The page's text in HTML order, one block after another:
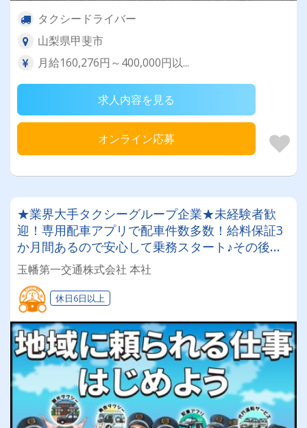
タクシードライバー
山梨県甲斐市
月給160,276円～400,000円以...
求人内容を見る
オンライン応募
★業界大手タクシーグループ企業★未経験者歓
迎！専用配車アプリで配車件数多数！給料保証3
か月間あるので安心して乗務スタート♪その後も
月給250,000円以上のお給料実績多数有！賞与支
給も有！
玉幡第一交通株式会社 本社
休日6日以上